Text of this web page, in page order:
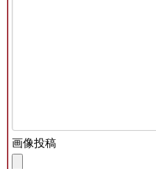
画像投稿